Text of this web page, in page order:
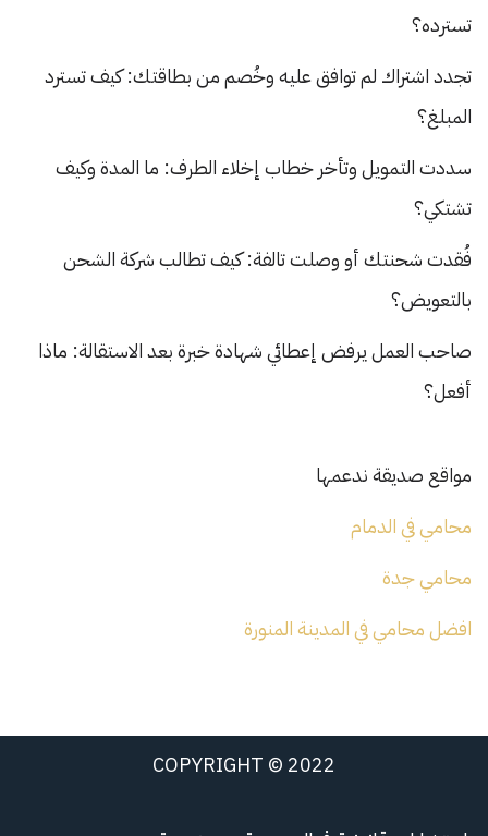
تسترده؟
تجدد اشتراك لم توافق عليه وخُصم من بطاقتك: كيف تسترد
المبلغ؟
سددت التمويل وتأخر خطاب إخلاء الطرف: ما المدة وكيف
تشتكي؟
فُقدت شحنتك أو وصلت تالفة: كيف تطالب شركة الشحن
بالتعويض؟
صاحب العمل يرفض إعطائي شهادة خبرة بعد الاستقالة: ماذا
أفعل؟
مواقع صديقة ندعمها
محامي في الدمام
محامي جدة
افضل محامي في المدينة المنورة
COPYRIGHT © 2022